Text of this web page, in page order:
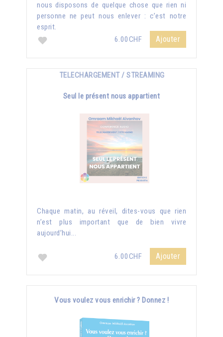
nous disposons de quelque chose que rien ni
personne ne peut nous enlever : c’est notre
esprit.
6.00CHF
Ajouter
TELECHARGEMENT / STREAMING
Seul le présent nous appartient
Chaque matin, au réveil, dites-vous que rien
n’est plus important que de bien vivre
aujourd’hui...
6.00CHF Ajouter
Vous voulez vous enrichir ? Donnez !